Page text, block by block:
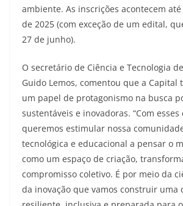
ambiente. As inscrições acontecem
de 2025 (com exceção de um edital,
27 de junho).
O secretário de Ciência e Tecnologia de
Guido Lemos, comentou que a Capital
um papel de protagonismo na busca
sustentáveis e inovadoras. “Com esses
queremos estimular nossa
tecnológica e educacional a pensar o
como um espaço de criação,
compromisso coletivo. É por meio da
da inovação que vamos construir uma